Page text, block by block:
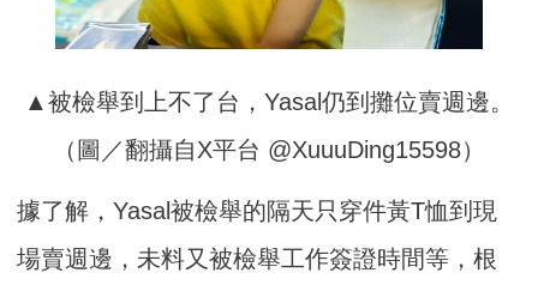
▲被檢舉到上不了台，Yasal仍到攤位賣週邊。
（圖／翻攝自X平台 @XuuuDing15598）
據了解，Yasal被檢舉的隔天只穿件黃T恤到現
場賣週邊，未料又被檢舉工作簽證時間等，根